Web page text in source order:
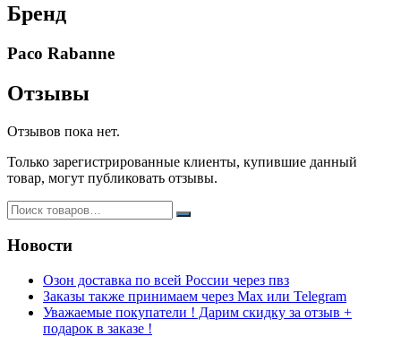
Бренд
Paco Rabanne
Отзывы
Отзывов пока нет.
Только зарегистрированные клиенты, купившие данный
товар, могут публиковать отзывы.
Новости
Озон доставка по всей России через пвз
Заказы также принимаем через Max или Telegram
Уважаемые покупатели ! Дарим скидку за отзыв +
подарок в заказе !